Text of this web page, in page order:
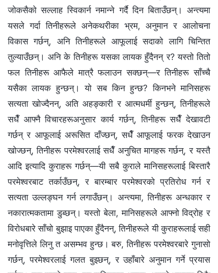
जोकसैको सल्‍लाह स्विकार्न नमान्ने गर्दै दिन बिताउँछन्। अन्त्यमा
यसले गर्दा तिनीहरूले अनेकथरीका भ्रम, अनुमान र आलोचना
विकास गर्छन्, अनि तिनीहरूले आफूलाई सदाको लागि चिन्तित
तुल्याउँछन्। अनि के तिनीहरू यसका लायक हुँदैनन् र? यस्तो तितो
फल तिनीहरू आफैले मात्रै फलाउन सक्छन्—र तिनीहरू साँच्चै
यसैका लायक हुन्छन्। यो सब किन हुन्छ? किनभने मानिसहरू
सत्यता खोज्दैनन्, अति अहङ्कारी र आत्मधर्मी हुन्छन्, तिनीहरूले
सधैँ आफ्नै विचारहरूअनुसार कार्य गर्छन्, तिनीहरू सधैँ देखावटी
गर्छन् र आफूलाई अरूसित दाँज्छन्, सधैँ आफूलाई फरक देखाउन
खोज्छन्, तिनीहरू परमेश्‍वरलाई सधैँ अनुचित मागहरू गर्छन्, र यस्तै
आदि इत्यादि कुराहरू गर्छन्—यी सबै कुराले मानिसहरूलाई बिस्तारै
परमेश्‍वरबाट तर्काउँछन्, र बारम्बार परमेश्‍वरको प्रतिरोध गर्न र
सत्यता उल्लङ्घन गर्न लगाउँछन्। अन्त्यमा, तिनीहरू अन्धकार र
नकारात्मकतामा डुब्छन्। यस्तो बेला, मानिसहरूले आफ्नो विद्रोह र
विरोधबारे साँचो बुझाइ पाएका हुँदैनन्, तिनीहरूले यी कुराहरूलाई सही
मनोवृत्तिले लिनु त असम्भव हुन्छ। बरु, तिनीहरू परमेश्‍वरबारे गुनासो
गर्छन्, परमेश्‍वरलाई गलत बुझ्छन्, र उहाँबारे अनुमान गर्ने प्रयास